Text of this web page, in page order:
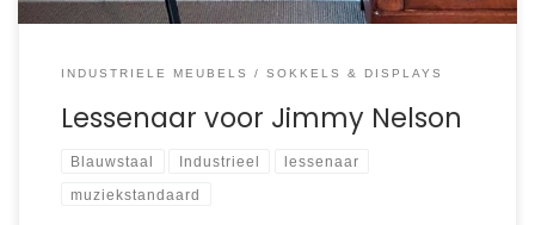
INDUSTRIELE MEUBELS SOKKELS & DISPLAYS
Lessenaar voor Jimmy Nelson
Blauwstaal Industrieel lessenaar
muziekstandaard